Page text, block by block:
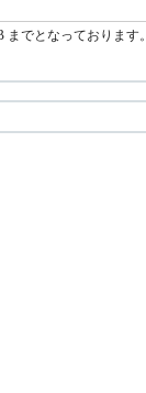
でとなっております。